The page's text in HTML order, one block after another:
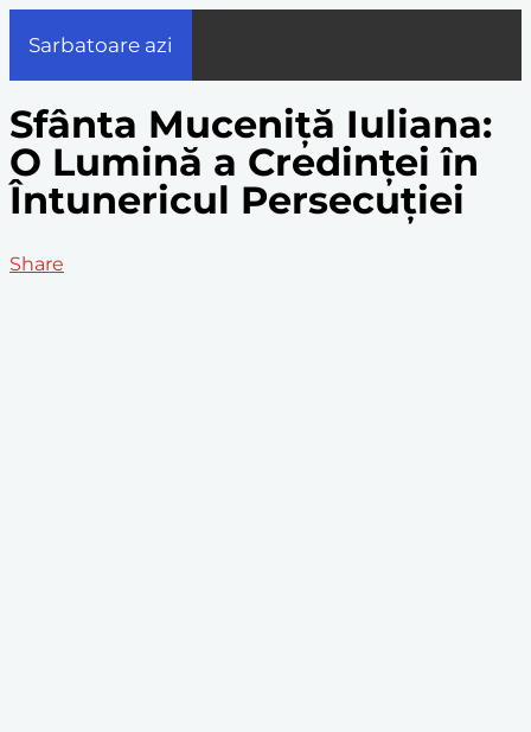
Sarbatoare azi
Sfânta Muceniță Iuliana:
O Lumină a Credinței în
Întunericul Persecuției
Share